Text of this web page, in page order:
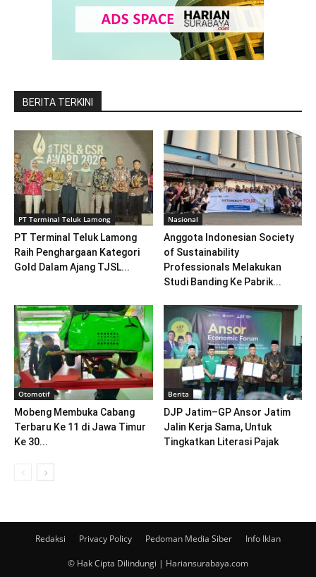
BERITA TERKINI
PT Terminal Teluk Lamong
PT Terminal Teluk Lamong
Raih Penghargaan Kategori
Gold Dalam Ajang TJSL...
Nasional
Anggota Indonesian Society
of Sustainability
Professionals Melakukan
Studi Banding Ke Pabrik...
Otomotif
Mobeng Membuka Cabang
Terbaru Ke 11 di Jawa Timur
Ke 30...
Berita
DJP Jatim–GP Ansor Jatim
Jalin Kerja Sama, Untuk
Tingkatkan Literasi Pajak
Redaksi Privacy Policy Pedoman Media Siber Info Iklan
© Hak Cipta Dilindungi | Hariansurabaya.com